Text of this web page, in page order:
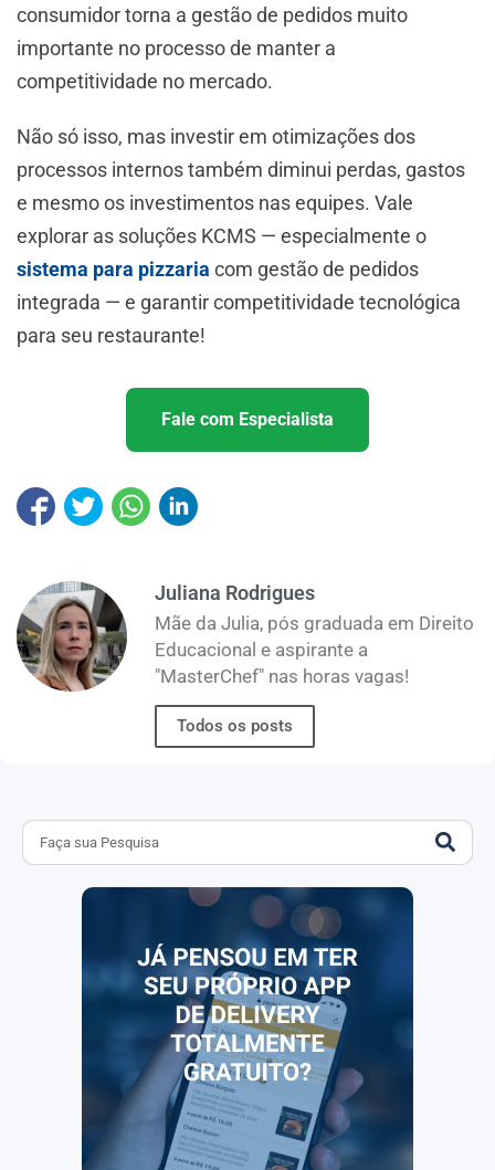
consumidor torna a gestão de pedidos muito
importante no processo de manter a
competitividade no mercado.
Não só isso, mas investir em otimizações dos
processos internos também diminui perdas, gastos
e mesmo os investimentos nas equipes. Vale
explorar as soluções KCMS — especialmente o
sistema para pizzaria com gestão de pedidos
integrada — e garantir competitividade tecnológica
para seu restaurante!
Fale com Especialista
Juliana Rodrigues
Mãe da Julia, pós graduada em Direito
Educacional e aspirante a
"MasterChef" nas horas vagas!
Todos os posts